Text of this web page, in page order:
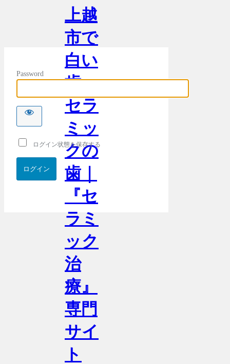
上越
市で
白い
歯・
セラ
ミッ
クの
歯｜
『セ
ラミ
ック
治
療』
専門
サイ
ト
Password
ログイン状態を保存する